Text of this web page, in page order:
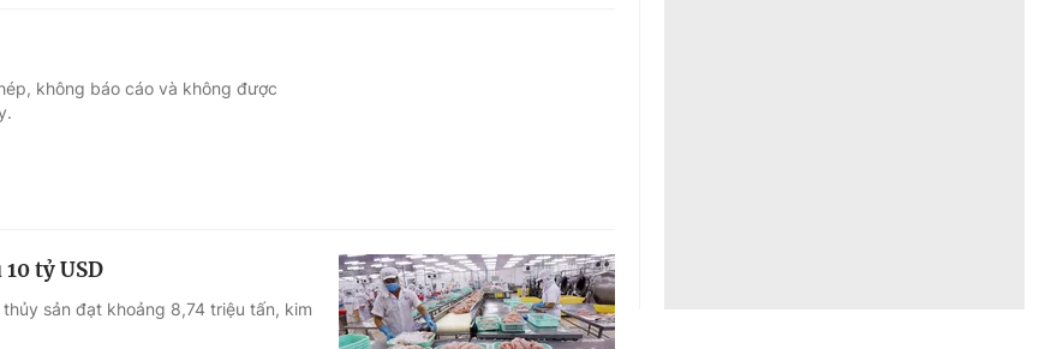
Học trực tuyến
không báo cáo và không được
tỷ USD
sản đạt khoảng 8,74 triệu tấn, kim